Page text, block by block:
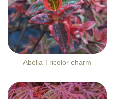
Abelia Tricolor charm